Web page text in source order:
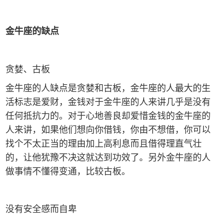
金牛座的缺点
贪婪、古板
金牛座的人缺点是贪婪和古板，金牛座的人最大的生
活标志是爱财，金钱对于金牛座的人来讲几乎是没有
任何抵抗力的。对于心地善良却爱惜金钱的金牛座的
人来讲，如果他们想向你借钱，你由不想借，你可以
找个不太正当的理由加上高利息而且借得理直气壮
的，让他犹豫不决这就达到功效了。另外金牛座的人
做事情不懂得变通，比较古板。
没有安全感而自卑